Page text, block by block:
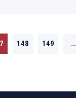
148 149 …